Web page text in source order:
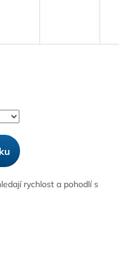
rychlost a pohodlí s